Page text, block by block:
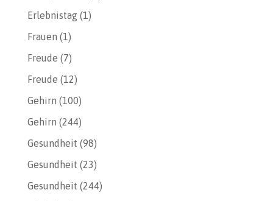
Erlebnistag(1)
Frauen (1)
Freude (7)
Freude (12)
Gehirn (100)
Gehirn (244)
Gesundheit (98)
Gesundheit (23)
Gesundheit (244)